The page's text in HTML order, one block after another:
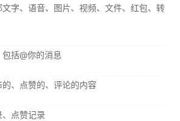
字、语音、图片、视频、文件、红包、转
括@你的消息
、点赞的、评论的内容
点赞记录